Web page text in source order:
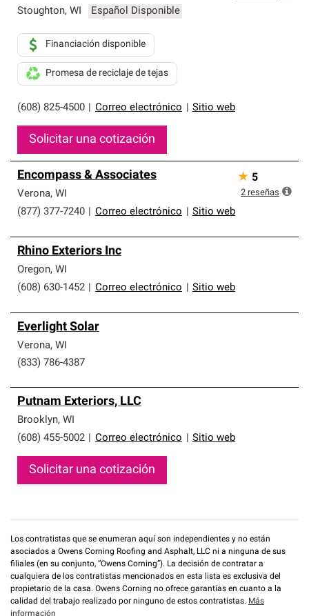
Stoughton, WI Español Disponible
(608) 825-4500 Correo electrónico Sitio web
Financiación disponible
Promesa de reciclaje de tejas
Solicitar una cotización
Encompass & Associates
Verona, WI
(877) 377-7240
Correo electrónico Sitio web
★ 5
2 reseñas
Rhino Exteriors Inc
Oregon, WI
(608) 630-1452
Correo electrónico Sitio web
Everlight Solar
Verona, WI
(833) 786-4387
Putnam Exteriors, LLC
Brooklyn, WI
(608) 455-5002
Correo electrónico Sitio web
Solicitar una cotización
Los contratistas que se enumeran aquí son independientes y no están
asociados a Owens Corning Roofing and Asphalt, LLC ni a ninguna de sus
filiales (en su conjunto, “Owens Corning”). La decisión de contratar a
cualquiera de los contratistas mencionados en esta lista es exclusiva del
propietario de la casa. Owens Corning no ofrece garantías en cuanto a la
calidad del trabajo realizado por ninguno de estos contratistas. Más
información